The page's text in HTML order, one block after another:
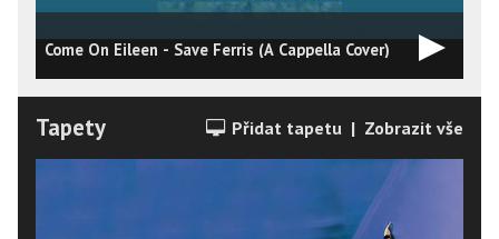
Come On Eileen - Save Ferris (A Cappella Cover)
Tapety Přidat tapetu | Zobrazit vše